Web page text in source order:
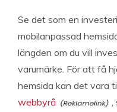
Se det som en
mobilanpassad
längden om du vill
varumärke. För att få
hemsida kan det vara
webbyrå
,